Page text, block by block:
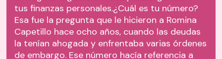
tus finanzas personales.¿Cuál es tu número?
Esa fue la pregunta que le hicieron a Romina
Capetillo hace ocho años, cuando las deudas
la tenían ahogada y enfrentaba varias órdenes
de embargo. Ese número hacía referencia a